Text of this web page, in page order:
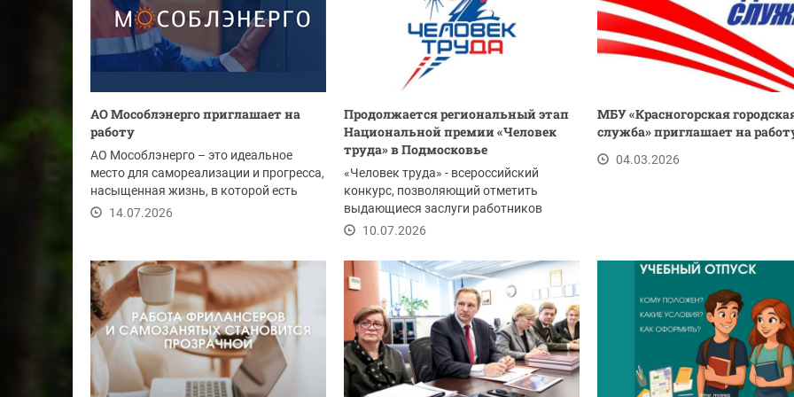
АО Мособлэнерго приглашает на
работу
АО Мособлэнерго – это идеальное
место для самореализации и прогресса,
насыщенная жизнь, в которой есть
место отдыху,...
14.07.2026
Продолжается региональный этап
Национальной премии «Человек
труда» в Подмосковье
«Человек труда» - всероссийский
конкурс, позволяющий отметить
выдающиеся заслуги работников
предприятий, наставников...
10.07.2026
МБУ «Красногорская
служба» приглашает на
04.03.2026